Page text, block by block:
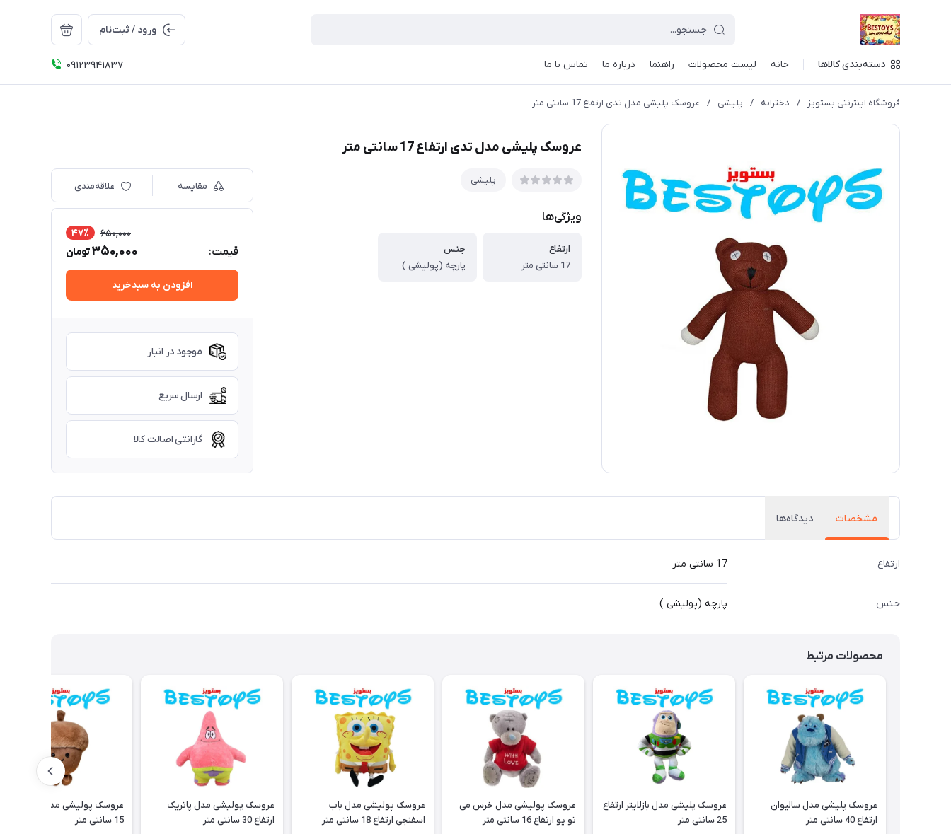
ورود / ثبت‌نام
دسته‌بندی کالاها خانه لیست محصولات راهنما درباره ما تماس با ما 09123941837
فروشگاه اینترنتی بستویز / دخترانه / پلیشی / عروسک پلیشی مدل تدی ارتفاع 17 سانتی متر
عروسک پلیشی مدل تدی ارتفاع 17 سانتی متر
پلیشی
ویژگی‌ها
ارتفاع
17 سانتی متر
جنس
پارچه (پولیشی )
مقایسه علاقه‌مندی
قیمت:
650,000 47٪
350,000تومان
افزودن به سبدخرید
موجود در انبار
ارسال سریع
گارانتی اصالت کالا
مشخصات دیدگاه‌ها
ارتفاع 17 سانتی متر
جنس پارچه (پولیشی )
محصولات مرتبط
عروسک پلیشی مدل سالیوان
ارتفاع 40 سانتی متر
عروسک پلیشی مدل بازلایتر ارتفاع
25 سانتی متر
عروسک پولیشی مدل خرس می
تو یو ارتفاع 16 سانتی متر
عروسک پولیشی مدل باب
اسفنجی ارتفاع 18 سانتی متر
عروسک پولیشی مدل پاتریک
ارتفاع 30 سانتی متر
عروسک پولیشی مدل بلوط ارتفاع
15 سانتی متر